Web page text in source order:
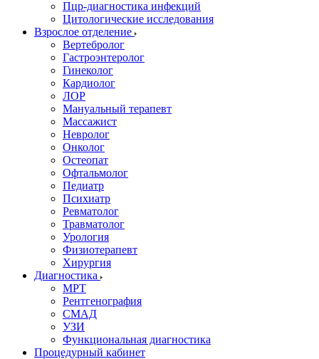
Пцр-диагностика инфекций
Цитологические исследования
Взрослое отделение
Вертебролог
Гастроэнтеролог
Гинеколог
Кардиолог
ЛОР
Мануальный терапевт
Массажист
Невролог
Онколог
Остеопат
Офтальмолог
Педиатр
Психиатр
Ревматолог
Травматолог
Урология
Физиотерапевт
Хирургия
Диагностика
МРТ
Рентгенография
СМАД
УЗИ
Функциональная диагностика
Процедурный кабинет